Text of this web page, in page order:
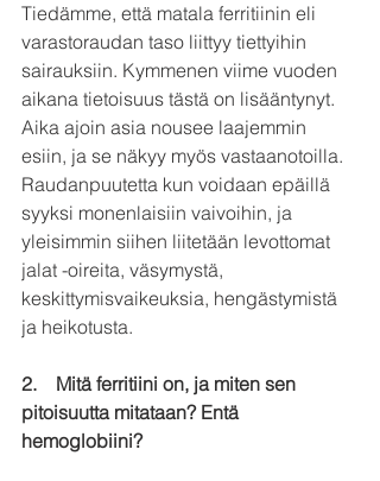
Tiedämme, että matala ferritiinin eli
varastoraudan taso liittyy tiettyihin
sairauksiin. Kymmenen viime vuoden
aikana tietoisuus tästä on lisääntynyt.
Aika ajoin asia nousee laajemmin
esiin, ja se näkyy myös vastaanotoilla.
Raudanpuutetta kun voidaan epäillä
syyksi monenlaisiin vaivoihin, ja
yleisimmin siihen liitetään levottomat
jalat -oireita, väsymystä,
keskittymisvaikeuksia, hengästymistä
ja heikotusta.
2.    Mitä ferritiini on, ja miten sen
pitoisuutta mitataan? Entä
hemoglobiini?